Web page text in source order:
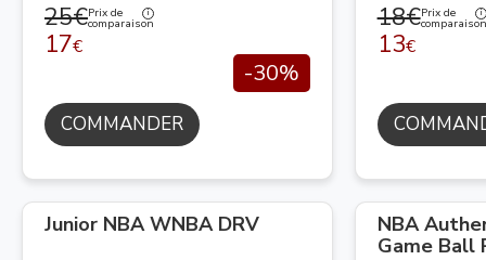
25€Prix de
comparaison
17€
-30%
COMMANDER
18€Prix de
comparaison
13€
Junior NBA WNBA DRV
NBA
Game Ball